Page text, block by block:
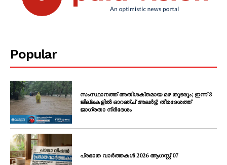
Popular
സംസ്ഥാനത്ത് അതിശക്തമായ മഴ തുടരും; ഇന്ന് 8
ജില്ലകളിൽ ഓറഞ്ച് അലർട്ട്; തീരദേശത്ത്
ജാഗ്രതാ നിർദേശം
പ്രഭാത വാർത്തകൾ 2026 ആഗസ്റ്റ് 07